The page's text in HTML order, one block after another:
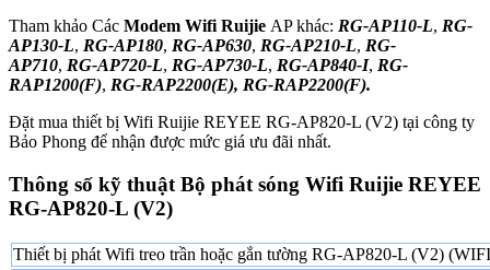
Tham khảo Các Modem Wifi Ruijie AP khác: RG-AP110-L, RG-
AP130-L, RG-AP180, RG-AP630, RG-AP210-L, RG-
AP710, RG-AP720-L, RG-AP730-L, RG-AP840-I, RG-
RAP1200(F), RG-RAP2200(E), RG-RAP2200(F).
Đặt mua thiết bị Wifi Ruijie REYEE RG-AP820-L (V2) tại công ty
Bảo Phong để nhận được mức giá ưu đãi nhất.
Thông số kỹ thuật Bộ phát sóng Wifi Ruijie REYEE
RG-AP820-L (V2)
Thiết bị phát Wifi treo trần hoặc gắn tường RG-AP820-L (V2)